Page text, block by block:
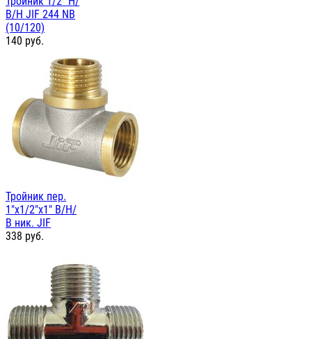
В/Н JIF 244 NB
(10/120)
140 руб.
Тройник пер.
1"х1/2"х1" В/Н/
В ник. JIF
338 руб.